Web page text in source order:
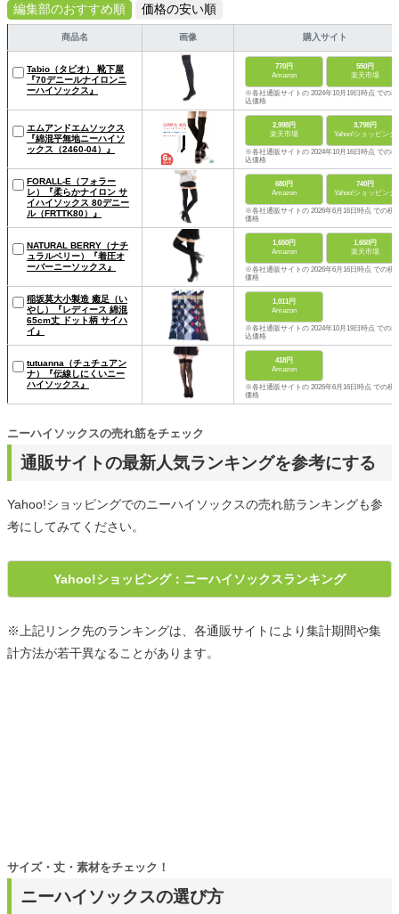
編集部のおすすめ順
価格の安い順
商品名 画像 購入サイト
Tabio（タビオ） 靴下屋
『70デニールナイロンニ
ーハイソックス』
770円
Amazon
550円
楽天市場
※各社通販サイトの 2024年10月19日時点 での税
込価格
エムアンドエムソックス
『綿混平無地ニーハイソ
ックス（2460-04）』
2,998円
楽天市場
3,798円
Yahoo!ショッピング
※各社通販サイトの 2024年10月16日時点 での税
込価格
FORALL-E（フォラー
レ）『柔らかナイロン サ
イハイソックス 80デニー
ル（FRTTK80）』
680円
Amazon
740円
Yahoo!ショッピング
※各社通販サイトの 2026年6月16日時点 での税
価格
NATURAL BERRY（ナチ
ュラルベリー）『着圧オ
ーバーニーソックス』
1,650円
Amazon
1,650円
楽天市場
※各社通販サイトの 2026年6月16日時点 での税
価格
稲坂莫大小製造 癒足（い
やし）『レディース 綿混
65cm丈 ドット柄 サイハ
イ』
1,011円
Amazon
※各社通販サイトの 2024年10月19日時点 での税
込価格
tutuanna（チュチュアン
ナ）『伝線しにくいニー
ハイソックス』
418円
Amazon
※各社通販サイトの 2026年6月16日時点 での税
価格
通販サイトの最新人気ランキングを参考にする
ニーハイソックスの売れ筋をチェック
Yahoo!ショッピングでのニーハイソックスの売れ筋ランキングも参
考にしてみてください。
Yahoo!ショッピング：ニーハイソックスランキング
※上記リンク先のランキングは、各通販サイトにより集計期間や集
計方法が若干異なることがあります。
ニーハイソックスの選び方
サイズ・丈・素材をチェック！